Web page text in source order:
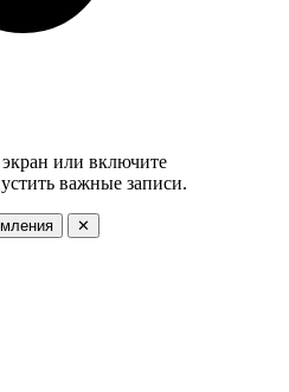
или включите
важные записи.
✕